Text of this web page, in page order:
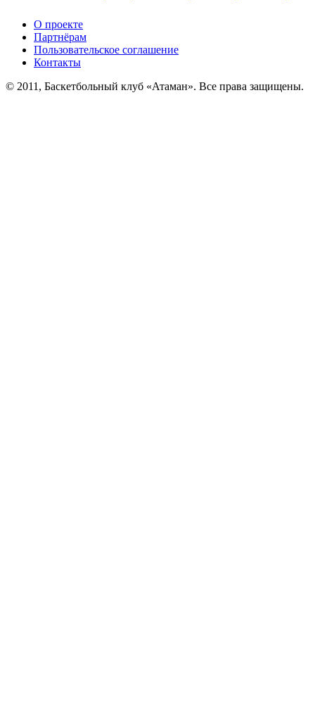
О проекте
Партнёрам
Пользовательское соглашение
Контакты
© 2011, Баскетбольный клуб «Атаман». Все права защищены.